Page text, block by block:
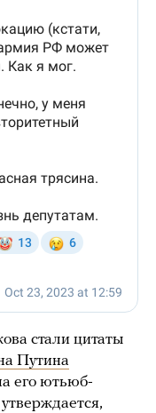
стали цитаты
Путина
его ютьюб-